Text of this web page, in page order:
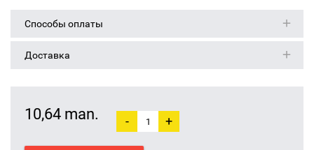
Способы оплаты
Доставка
10,64 man. - +